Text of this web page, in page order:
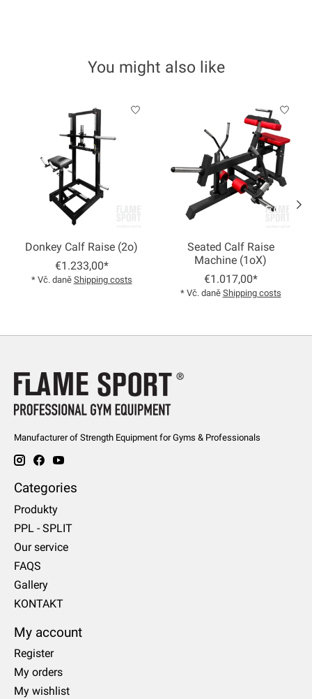
You might also like
Donkey Calf Raise (2o)
€1.233,00*
* Vč. daně Shipping costs
Seated Calf Raise
Machine (1oX)
€1.017,00*
* Vč. daně Shipping costs
Manufacturer of Strength Equipment for Gyms & Professionals
Categories
Produkty
PPL - SPLIT
Our service
FAQS
Gallery
KONTAKT
My account
Register
My orders
My wishlist